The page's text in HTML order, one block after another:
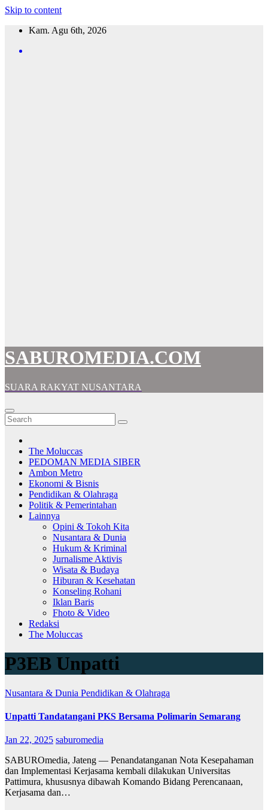
Skip to content
Kam. Agu 6th, 2026
SABUROMEDIA.COM
SUARA RAKYAT NUSANTARA
The Moluccas
PEDOMAN MEDIA SIBER
Ambon Metro
Ekonomi & Bisnis
Pendidikan & Olahraga
Politik & Pemerintahan
Lainnya
Opini & Tokoh Kita
Nusantara & Dunia
Hukum & Kriminal
Jurnalisme Aktivis
Wisata & Budaya
Hiburan & Kesehatan
Konseling Rohani
Iklan Baris
Fhoto & Video
Redaksi
The Moluccas
P3EB Unpatti
Nusantara & Dunia Pendidikan & Olahraga
Unpatti Tandatangani PKS Bersama Polimarin Semarang
Jan 22, 2025 saburomedia
SABUROmedia, Jateng — Penandatanganan Nota Kesepahaman
dan Implementasi Kerjasama kembali dilakukan Universitas
Pattimura, khususnya dibawah Komando Bidang Perencanaan,
Kerjasama dan…